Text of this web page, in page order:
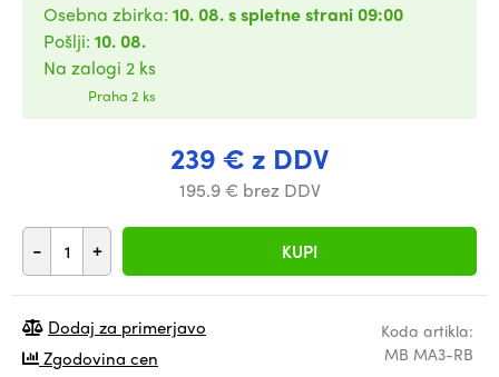
239 € z DDV
195.9 € brez DDV
- + KUPI
Osebna zbirka: 10. 08. s spletne strani 09:00
Pošlji: 10. 08.
Na zalogi 2 ks
Praha 2 ks
Koda artikla:
MB MA3-RB
Dodaj za primerjavo
Zgodovina cen